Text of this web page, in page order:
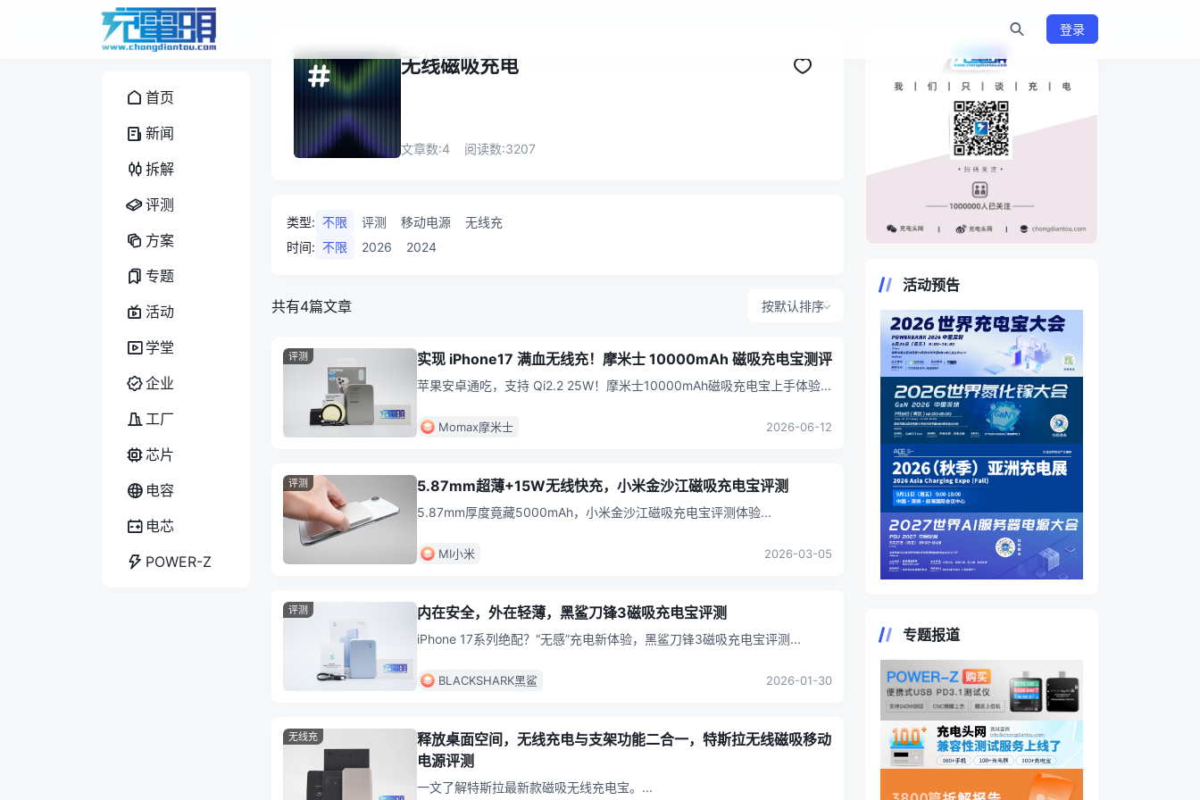
登录
首页
新闻
拆解
评测
方案
专题
活动
学堂
企业
工厂
芯片
电容
电芯
POWER-Z
无线磁吸充电
文章数:4 阅读数:3207
类型: 不限 评测 移动电源
无线充
时间: 不限 2026 2024
共有4篇文章 按默认排序
评测 实现 iPhone17 满血无线充！摩米士 10000mAh 磁吸充电宝测评
苹果安卓通吃，支持 Qi2.2 25W！摩米士10000mAh磁吸充电宝上手体验...
Momax摩米士 2026-06-12
评测 5.87mm超薄+15W无线快充，小米金沙江磁吸充电宝评测
5.87mm厚度竟藏5000mAh，小米金沙江磁吸充电宝评测体验...
MI小米 2026-03-05
评测 内在安全，外在轻薄，黑鲨刀锋3磁吸充电宝评测
iPhone 17系列绝配？“无感”充电新体验，黑鲨刀锋3磁吸充电宝评测...
BLACKSHARK黑鲨 2026-01-30
无线充
释放桌面空间，无线充电与支架功能二合一，特斯拉无线磁吸移动
电源评测
一文了解特斯拉最新款磁吸无线充电宝。 ...
活动预告
专题报道